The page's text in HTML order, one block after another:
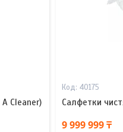
Cleaner)
40175
Салфетки
9 999 999 ₸